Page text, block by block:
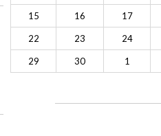
15 16 17
22 23 24
29 30 1